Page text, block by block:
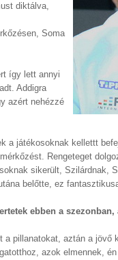
diktálva,
Soma
így lett annyi
Addigra
azért nehézzé
a játékosoknak kellettt
Rengeteget
sikerült, Szilárdnak,
belőtte, ez
ebben a
pillanatokat, aztán a jövő
azok elmennek,